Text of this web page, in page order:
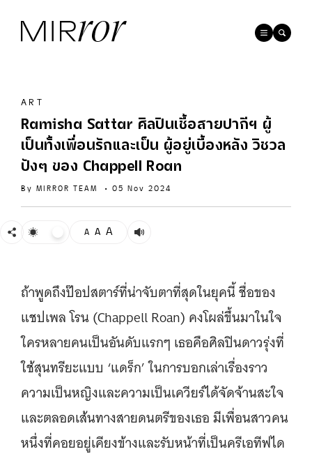
ART
Ramisha Sattar ศิลปินเชื้อสายปากีฯ ผู้
เป็นทั้งเพื่อนรักและเป็น ผู้อยู่เบื้องหลัง วิชวล
ปังๆ ของ Chappell Roan
By MIRROR TEAM • 05 Nov 2024
A A A
ถ้าพูดถึงป๊อปสตาร์ที่น่าจับตาที่สุดในยุคนี้ ชื่อของ
แชปเพล โรน (Chappell Roan) คงโผล่ขึ้นมาในใจ
ใครหลายคนเป็นอันดับแรกๆ เธอคือศิลปินดาวรุ่งที่
ใช้สุนทรียะแบบ ‘แดร็ก’ ในการบอกเล่าเรื่องราว
ความเป็นหญิงและความเป็นเควียร์ได้จัดจ้านสะใจ
และตลอดเส้นทางสายดนตรีของเธอ มีเพื่อนสาวคน
หนึ่งที่คอยอยู่เคียงข้างและรับหน้าที่เป็นครีเอทีฟได